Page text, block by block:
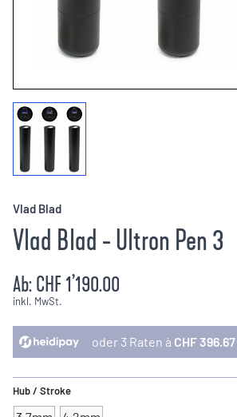
Vlad Blad
Vlad Blad - Ultron Pen 3
Ab:CHF 1’190.00
inkl. MwSt.
oder 3 Raten à CHF 396.67
Hub / Stroke